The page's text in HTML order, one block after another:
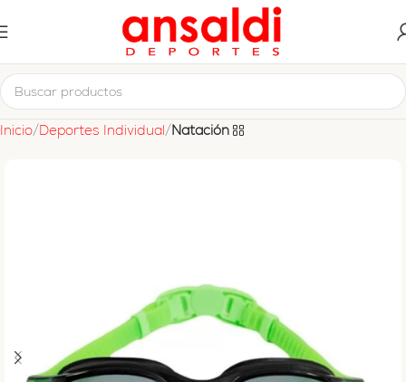
Inicio Deportes Individual Natación